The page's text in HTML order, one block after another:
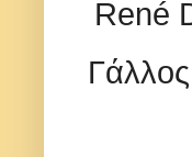
René